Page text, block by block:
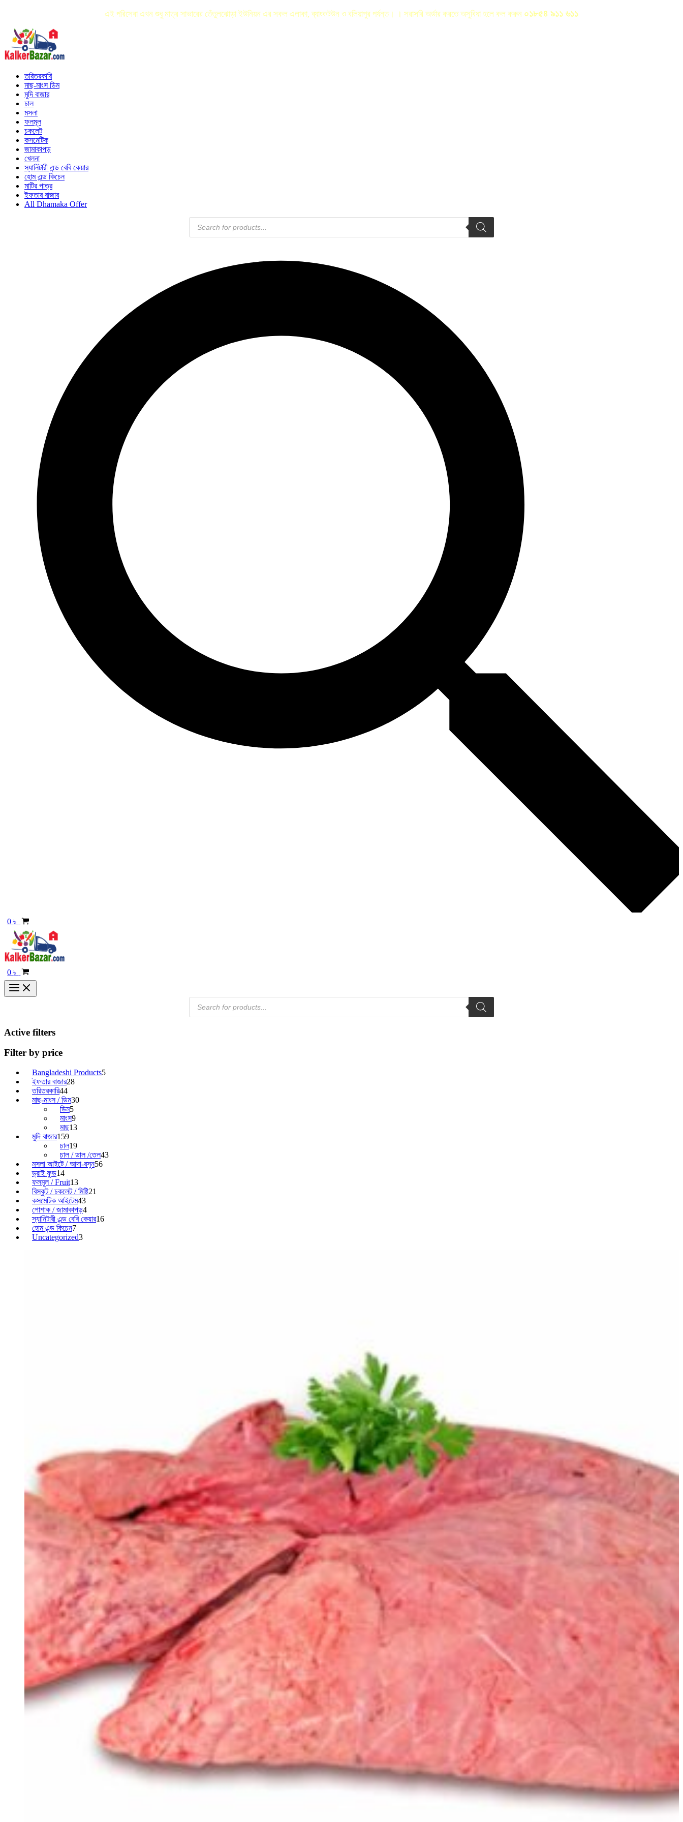
এই পরিসেবা এখন শুধু মাত্র সাভারের তেঁতুলঝোড়া ইউনিয়ন এর সকল এলাকা, ব্যাংকটউন ও বলিয়াপুর পর্যন্ত। । সরাসরি অর্ডার করতে অসুবিধা হলে কল করুন ০১৮৫৪ ৯১১ ৬১১
তরিতরকারি
মাছ-মাংস ডিম
মুদি বাজার
চাল
মসলা
ফলমূল
চকলেট
কসমেটিক
জামাকাপড়
খেলনা
স্যানিটারী এন্ড বেবি কেয়ার
হোম এন্ড কিচেন
মাটির পাত্র
ইফতার বাজার
All Dhamaka Offer
0৳
0৳
Active filters
Filter by price
Bangladeshi Products5
ইফতার বাজার28
তরিতরকারি44
মাছ-মাংস / ডিম30
ডিম5
মাংস9
মাছ13
মুদি বাজার159
চাল19
চাল / ডাল /তেল43
মসলা আইটে / আদা-রসুন56
ড্রাই ফুড14
ফলমূল / Fruit13
বিস্কুট / চকলেট / মিষ্টি21
কসমেটিক আইটেম43
পোশাক / জামাকাপড়4
স্যানিটারী এন্ড বেবি কেয়ার16
হোম এন্ড কিচেন7
Uncategorized3